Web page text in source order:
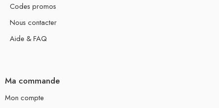
Codes promos
Nous contacter
Aide & FAQ
Ma commande
Mon compte